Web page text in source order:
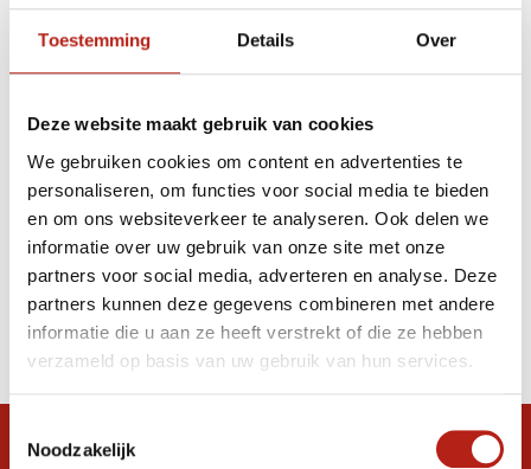
Toestemming Details Over
Deze website maakt gebruik van cookies
We gebruiken cookies om content en advertenties te
personaliseren, om functies voor social media te bieden
en om ons websiteverkeer te analyseren. Ook delen we
informatie over uw gebruik van onze site met onze
partners voor social media, adverteren en analyse. Deze
partners kunnen deze gegevens combineren met andere
informatie die u aan ze heeft verstrekt of die ze hebben
verzameld op basis van uw gebruik van hun services.
Noodzakelijk
Apply filters
Producten getagd met
350 g/m² polycotton
Producten
Filter
Sorteren op
Snel antwoord op je vraag?